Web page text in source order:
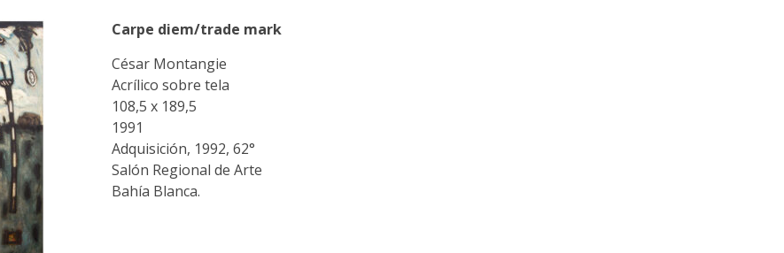
Carpe diem/trade mark
César Montangie
Acrílico sobre tela
108,5 x 189,5
1991
Adquisición, 1992, 62°
Salón Regional de Arte
Bahía Blanca.